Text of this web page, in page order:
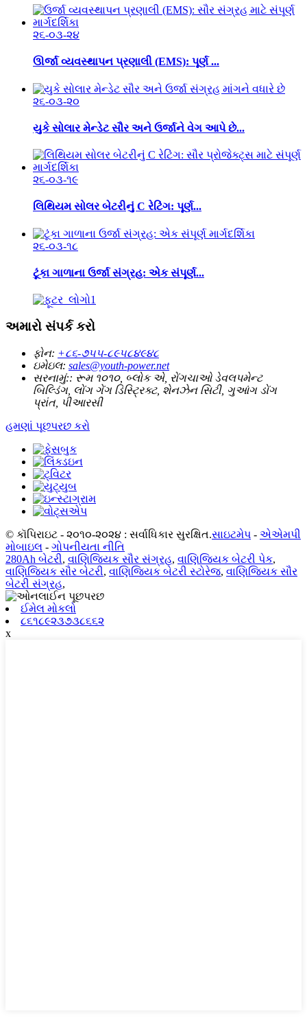
૨૬-૦૩-૨૪
ઊર્જા વ્યવસ્થાપન પ્રણાલી (EMS): પૂર્ણ ...
૨૬-૦૩-૨૦
યુકે સોલાર મેન્ડેટ સૌર અને ઉર્જાને વેગ આપે છે...
૨૬-૦૩-૧૯
લિથિયમ સોલર બેટરીનું C રેટિંગ: પૂર્ણ...
૨૬-૦૩-૧૮
ટૂંકા ગાળાના ઉર્જા સંગ્રહ: એક સંપૂર્ણ...
અમારો સંપર્ક કરો
ફોન: +૮૬-૭૫૫-૮૯૫૮૪૯૪૮
ઇમેઇલ: sales@youth-power.net
સરનામું:: રૂમ ૧૦૧૦, બ્લોક એ, રોંગચાઓ ડેવલપમેન્ટ
બિલ્ડિંગ, લોંગ ગેંગ ડિસ્ટ્રિક્ટ, શેનઝેન સિટી, ગુઆંગ ડોંગ
પ્રાંત, પીઆરસી
હમણાં પૂછપરછ કરો
© કૉપિરાઇટ - ૨૦૧૦-૨૦૨૪ : સર્વાધિકાર સુરક્ષિત.સાઇટમેપ - એએમપી
મોબાઇલ - ગોપનીયતા નીતિ
280Ah બેટરી, વાણિજ્યિક સૌર સંગ્રહ, વાણિજ્યિક બેટરી પેક,
વાણિજ્યિક સૌર બેટરી, વાણિજ્યિક બેટરી સ્ટોરેજ, વાણિજ્યિક સૌર
બેટરી સંગ્રહ,
ઈમેલ મોકલો
૮૬૧૮૯૨૩૭૩૮૬૬૨
x